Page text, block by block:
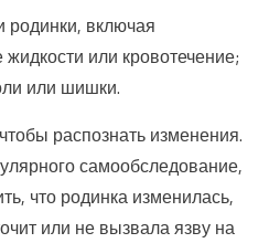
родинки, включая
или кровотечение;
или шишки.
распознать изменения.
самообследование,
что родинка изменилась,
или не вызвала язву на